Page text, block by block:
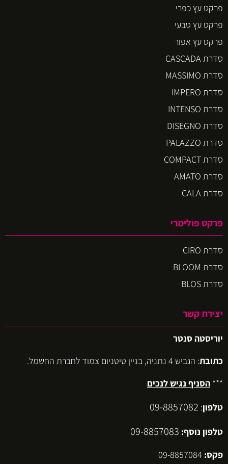
פרקט עץ כפרי
פרקט עץ טבעי
פרקט עץ אפור
סדרת CASCADA
סדרת MASSIMO
סדרת IMPERO
סדרת INTENSO
סדרת DISEGNO
סדרת PALAZZO
סדרת COMPACT
סדרת AMATO
סדרת CALA
פרקט פולימרי
סדרת CIRO
סדרת BLOOM
סדרת BLOS
יצירת קשר
יוריסטה סנטר
כתובת: הגביש 4 נתניה, בניין טיטניום צמוד לחברת החשמל.
*** הסניף נגיש לנכים
טלפון:
09-8857082
טלפון נוסף: 09-8857083
פקס: